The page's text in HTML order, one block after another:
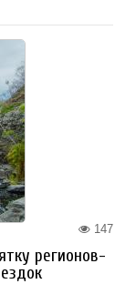
147
регионов-